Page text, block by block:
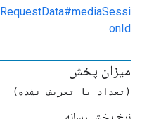
onId
میزان پخش
(تعداد یا تعریف نشده)